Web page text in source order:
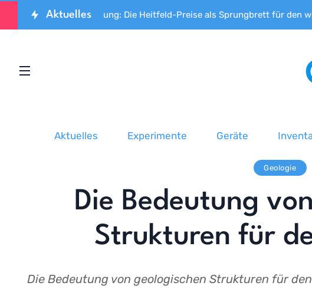
Aktuelles
für Spitzenforschung: Die Heitfeld-Preise als Sprungbrett für den
Aktuelles Experimente Geräte
Geologie
Die Bedeutung
Strukturen für
Die Bedeutung von geologischen Strukturen für